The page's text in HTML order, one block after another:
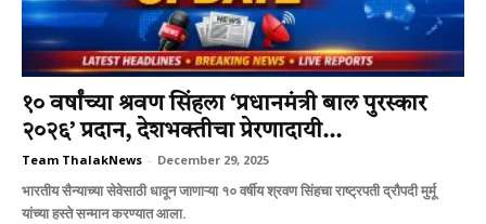
१० वर्षांच्या श्रवण सिंहला ‘प्रधानमंत्री बाल पुरस्कार
२०२६’ प्रदान, देशभक्तीचा प्रेरणादायी...
Team ThalakNews - December 29, 2025
भारतीय सैन्याच्या सेवेसाठी धावून जाणाऱ्या १० वर्षीय श्रवण सिंहचा राष्ट्रपती द्रौपदी मुर्मू
यांच्या हस्ते सन्मान करण्यात आला.